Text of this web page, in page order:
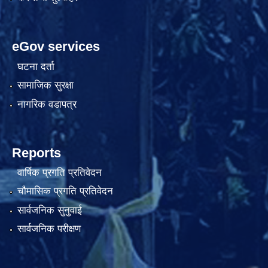
eGov services
घटना दर्ता
सामाजिक सुरक्षा
नागरिक वडापत्र
Reports
वार्षिक प्रगति प्रतिवेदन
चौमासिक प्रगति प्रतिवेदन
सार्वजनिक सुनुवाई
सार्वजनिक परीक्षण